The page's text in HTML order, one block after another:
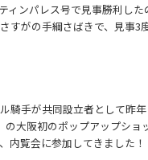
ィンパレス号で見事勝利した
すがの手綱さばきで、見事3
騎手が共同設立者として昨年
の大阪初のポップアップショ
内覧会に参加してきました！